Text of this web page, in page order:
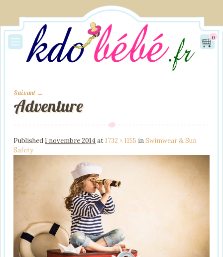
0
Image navigation
Suivant →
Adventure
Published1 novembre 2014at1732 × 1155 inSwimwear & Sun
Safety